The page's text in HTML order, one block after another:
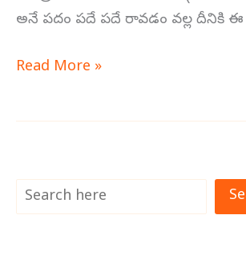
అనే పదం పదే పదే రావడం వల్ల దీనికి ఈ
Read More »